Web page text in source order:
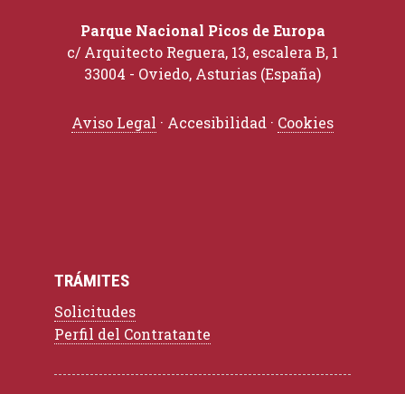
Parque Nacional Picos de Europa
c/ Arquitecto Reguera, 13, escalera B, 1
33004 - Oviedo, Asturias (España)
Aviso Legal · Accesibilidad · Cookies
TRÁMITES
Solicitudes
Perfil del Contratante